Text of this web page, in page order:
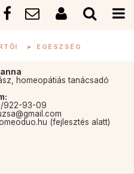
► EGÉSZSÉG
homeopátiás tanácsadó
922-93-09
(fejlesztés alatt)